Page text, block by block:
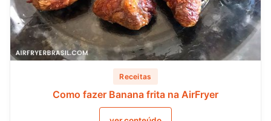
Receitas
Como fazer Banana frita na AirFryer